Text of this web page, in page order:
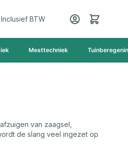
Inclusief BTW Cart
Mesttechniek
van zaagsel,
de slang veel ingezet op